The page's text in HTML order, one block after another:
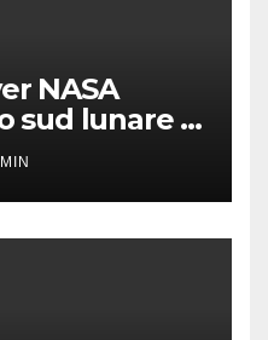
NASA
sud lunare |